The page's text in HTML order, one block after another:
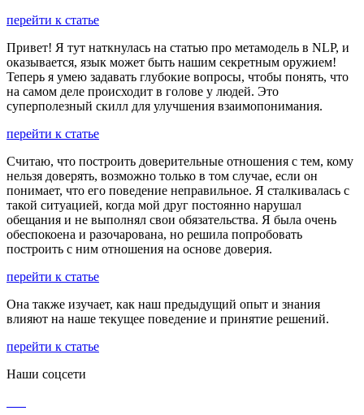
перейти к статье
Привет! Я тут наткнулась на статью про метамодель в NLP, и
оказывается, язык может быть нашим секретным оружием!
Теперь я умею задавать глубокие вопросы, чтобы понять, что
на самом деле происходит в голове у людей. Это
суперполезный скилл для улучшения взаимопонимания.
перейти к статье
Считаю, что построить доверительные отношения с тем, кому
нельзя доверять, возможно только в том случае, если он
понимает, что его поведение неправильное. Я сталкивалась с
такой ситуацией, когда мой друг постоянно нарушал
обещания и не выполнял свои обязательства. Я была очень
обеспокоена и разочарована, но решила попробовать
построить с ним отношения на основе доверия.
перейти к статье
Она также изучает, как наш предыдущий опыт и знания
влияют на наше текущее поведение и принятие решений.
перейти к статье
Наши соцсети